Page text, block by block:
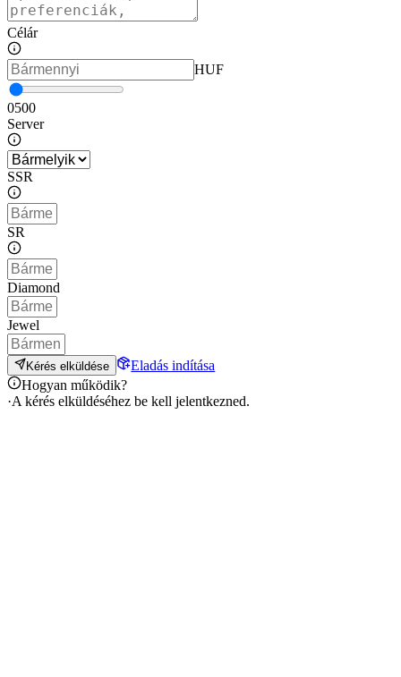
Célár
HUF
0500
Server
SSR
SR
Diamond
Jewel
Kérés elküldése
Eladás indítása
Hogyan működik?
·A kérés elküldéséhez be kell jelentkezned.